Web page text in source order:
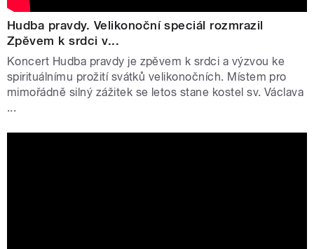
Hudba pravdy. Velikonoční speciál rozmrazil
Zpěvem k srdci v...
Koncert Hudba pravdy je zpěvem k srdci a výzvou ke
spirituálnímu prožití svátků velikonočních. Místem pro
mimořádně silný zážitek se letos stane kostel sv. Václava
...